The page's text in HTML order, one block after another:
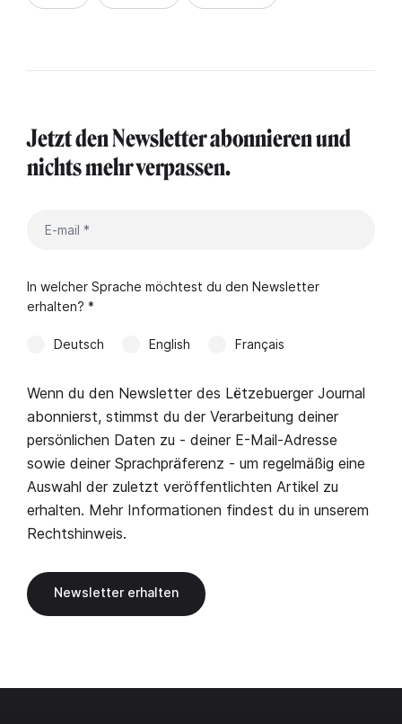
Jetzt den Newsletter abonnieren und
nichts mehr verpassen.
In welcher Sprache möchtest du den Newsletter
erhalten? *
Deutsch English Français
Wenn du den Newsletter des Lëtzebuerger Journal
abonnierst, stimmst du der Verarbeitung deiner
persönlichen Daten zu - deiner E-Mail-Adresse
sowie deiner Sprachpräferenz - um regelmäßig eine
Auswahl der zuletzt veröffentlichten Artikel zu
erhalten. Mehr Informationen findest du in unserem
Rechtshinweis.